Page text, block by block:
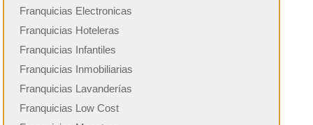
Franquicias Electronicas
Franquicias Hoteleras
Franquicias Infantiles
Franquicias Inmobiliarias
Franquicias Lavanderías
Franquicias Low Cost